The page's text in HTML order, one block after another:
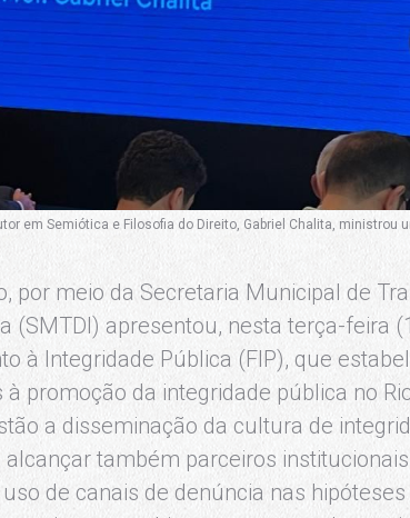
em Semiótica e Filosofia do Direito, Gabriel Chalita, ministrou
por meio da Secretaria Municipal de
(SMTDI) apresentou, nesta terça-feira
à Integridade Pública (FIP), que
promoção da integridade pública no
a disseminação da cultura de
também parceiros
de canais de denúncia nas